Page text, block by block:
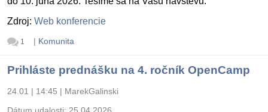
Zdroj: Web konferencie
1 | Komunita
Prihláste prednášku na 4. ročník OpenCamp
24.01 | 14:45 | MarekGalinski